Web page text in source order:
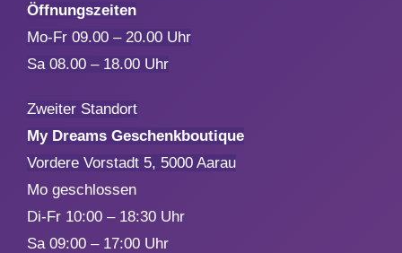
Frühling / Ostern
Geburt
Firmenjubiläum
Öffnungszeiten
Mo-Fr 09.00 – 20.00 Uhr
Sa 08.00 – 18.00 Uhr
Zweiter Standort
My Dreams Geschenkboutique
Vordere Vorstadt 5, 5000 Aarau
Mo geschlossen
Di-Fr 10:00 – 18:30 Uhr
Sa 09:00 – 17:00 Uhr